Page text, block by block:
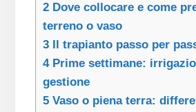
2Dove collocare e come
terreno o vaso
3Il trapianto passo per
4Prime settimane:
gestione
5Vaso o piena terra: